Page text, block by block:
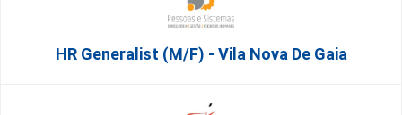
HR Generalist (m/f) - Vila Nova De Gaia